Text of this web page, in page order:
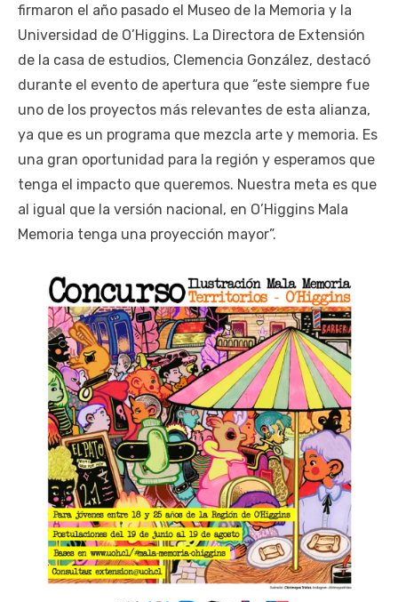
firmaron el año pasado el Museo de la Memoria y la
Universidad de O’Higgins. La Directora de Extensión
de la casa de estudios, Clemencia González, destacó
durante el evento de apertura que “este siempre fue
uno de los proyectos más relevantes de esta alianza,
ya que es un programa que mezcla arte y memoria. Es
una gran oportunidad para la región y esperamos que
tenga el impacto que queremos. Nuestra meta es que
al igual que la versión nacional, en O’Higgins Mala
Memoria tenga una proyección mayor”.